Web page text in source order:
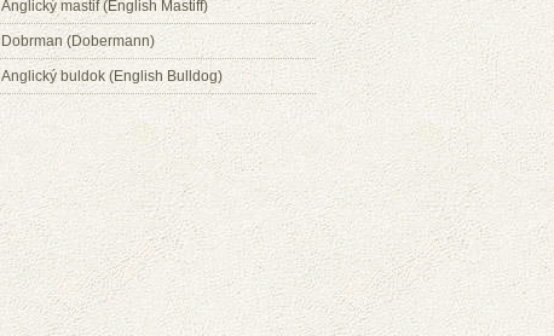
Anglický mastif (English Mastiff)
Dobrman (Dobermann)
Anglický buldok (English Bulldog)